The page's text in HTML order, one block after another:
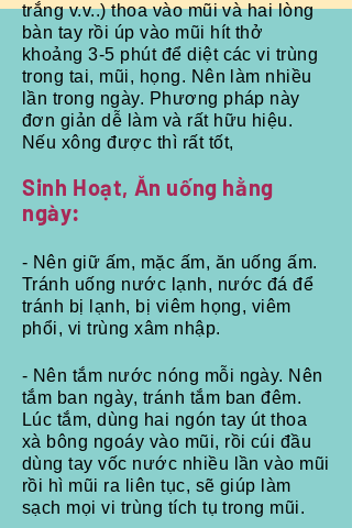
trắng v.v..) thoa vào mũi và hai lòng
bàn tay rồi úp vào mũi hít thở
khoảng 3-5 phút để diệt các vi trùng
trong tai, mũi, họng. Nên làm nhiều
lần trong ngày. Phương pháp này
đơn giản dễ làm và rất hữu hiệu.
Nếu xông được thì rất tốt,
​Sinh Hoạt, Ăn uống hằng
ngày:
- Nên giữ ấm, mặc ấm, ăn uống ấm.
Tránh uống nước lạnh, nước đá để
tránh bị lạnh, bị viêm họng, viêm
phổi, vi trùng xâm nhập.
- Nên tắm nước nóng mỗi ngày. Nên
tắm ban ngày, tránh tắm ban đêm.
Lúc tắm, dùng hai ngón tay út thoa
xà bông ngoáy vào mũi, rồi cúi đầu
dùng tay vốc nước nhiều lần vào mũi
rồi hì mũi ra liên tục, sẽ giúp làm
sạch mọi vi trùng tích tụ trong mũi.